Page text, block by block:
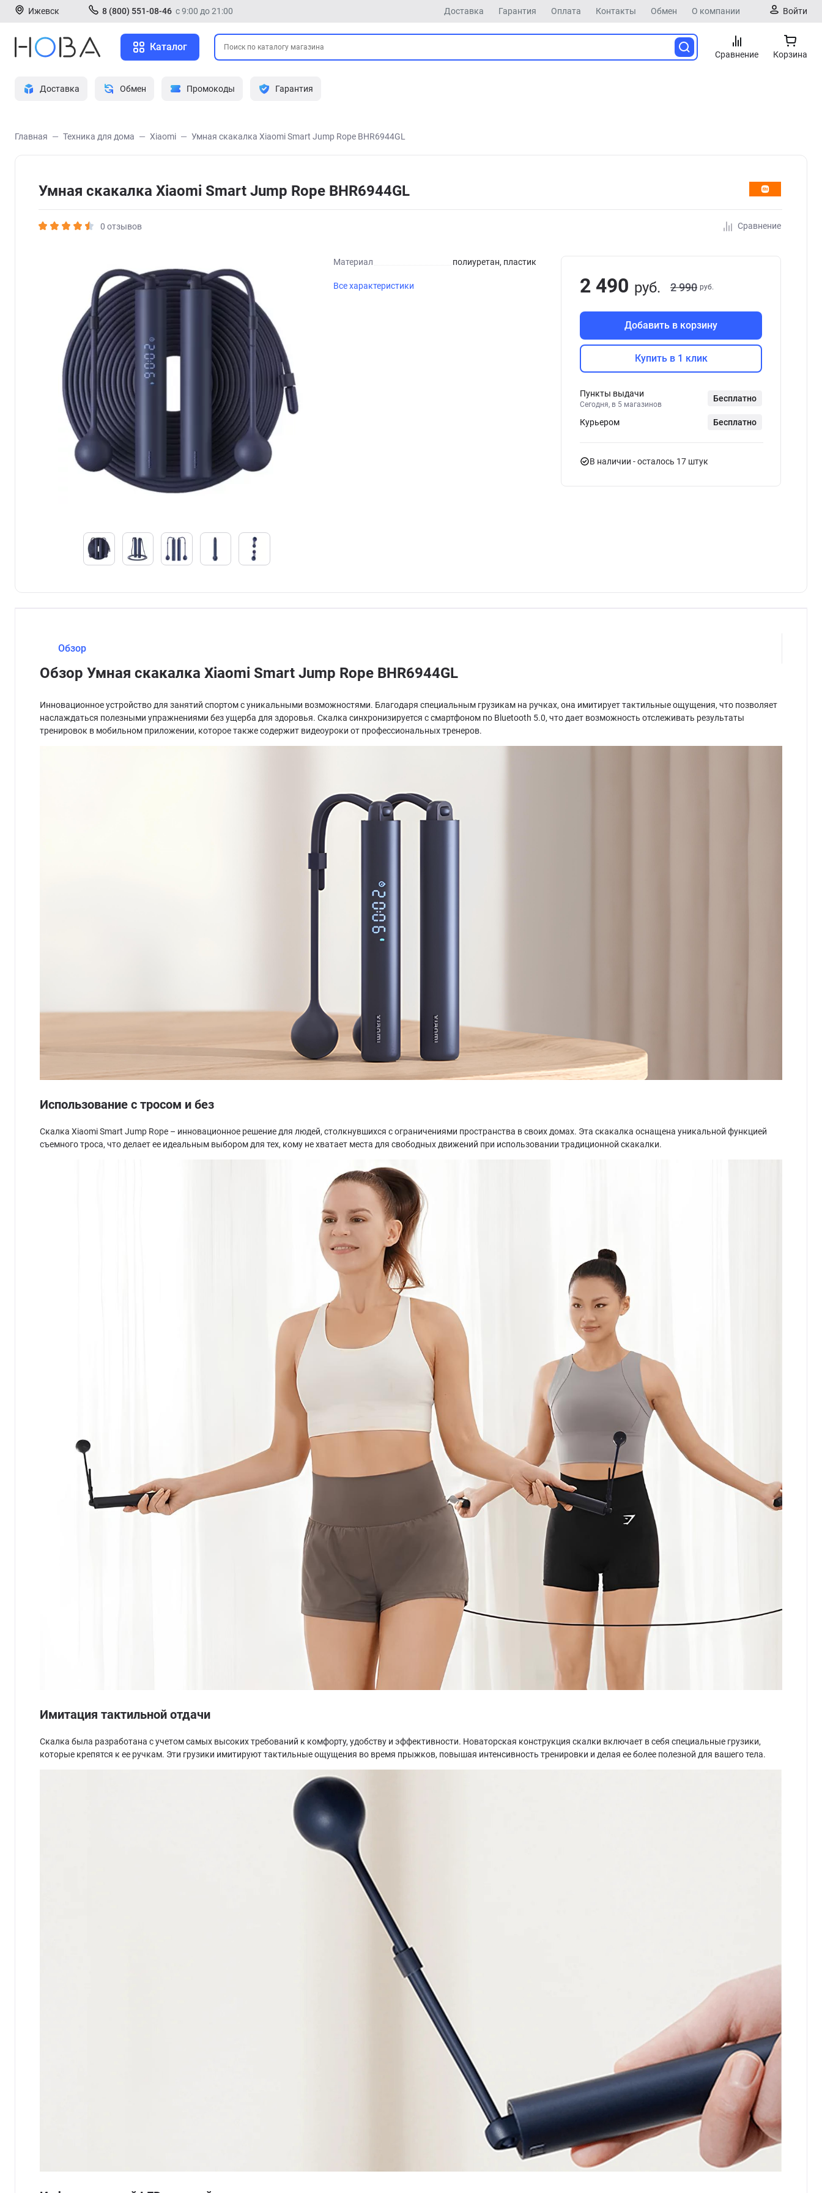
Ижевск 8 (800) 551-08-46 с 9:00 до 21:00 Доставка Гарантия Оплата Контакты Обмен О компании Войти
Каталог
Сравнение Корзина
Доставка Обмен Промокоды Гарантия
Главная Техника для дома Xiaomi Умная скакалка Xiaomi Smart Jump Rope BHR6944GL
Умная скакалка Xiaomi Smart Jump Rope BHR6944GL
0 отзывов Сравнение
Материал полиуретан, пластик
Все характеристики 2 490 руб. 2 990 руб.
Добавить в корзину
Купить в 1 клик
Пункты выдачи
Сегодня, в 5 магазинов
Бесплатно
Курьером Бесплатно
В наличии - осталось 17 штук
Обзор
Обзор Умная скакалка Xiaomi Smart Jump Rope BHR6944GL
Инновационное устройство для занятий спортом с уникальными возможностями. Благодаря специальным грузикам на ручках, она имитирует тактильные ощущения, что позволяет
наслаждаться полезными упражнениями без ущерба для здоровья. Скалка синхронизируется с смартфоном по Bluetooth 5.0, что дает возможность отслеживать результаты
тренировок в мобильном приложении, которое также содержит видеоуроки от профессиональных тренеров.
Использование с тросом и без
Скалка Xiaomi Smart Jump Rope – инновационное решение для людей, столкнувшихся с ограничениями пространства в своих домах. Эта скакалка оснащена уникальной функцией
съемного троса, что делает ее идеальным выбором для тех, кому не хватает места для свободных движений при использовании традиционной скакалки.
Имитация тактильной отдачи
Скалка была разработана с учетом самых высоких требований к комфорту, удобству и эффективности. Новаторская конструкция скалки включает в себя специальные грузики,
которые крепятся к ее ручкам. Эти грузики имитируют тактильные ощущения во время прыжков, повышая интенсивность тренировки и делая ее более полезной для вашего тела.